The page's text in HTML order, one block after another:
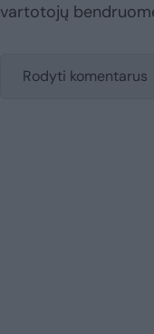
vartotojų
Rodyti komentarus